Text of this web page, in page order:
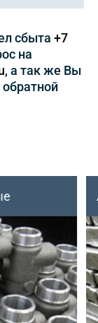
сбыта +7
на
, а так же Вы